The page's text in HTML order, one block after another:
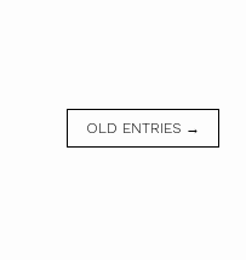
OLD ENTRIES →